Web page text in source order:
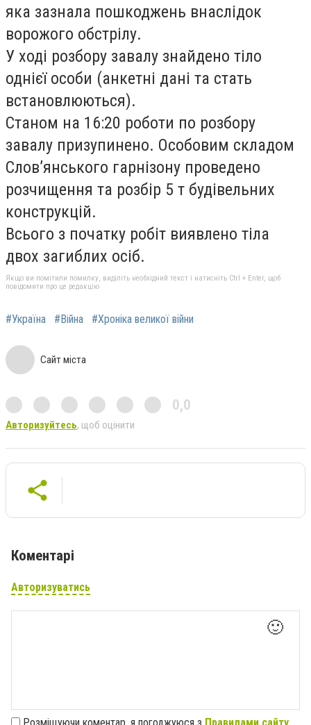
яка зазнала пошкоджень внаслідок
ворожого обстрілу.
У ході розбору завалу знайдено тіло
однієї особи (анкетні дані та стать
встановлюються).
Станом на 16:20 роботи по розбору
завалу призупинено. Особовим складом
Слов’янського гарнізону проведено
розчищення та розбір 5 т будівельних
конструкцій.
Всього з початку робіт виявлено тіла
двох загиблих осіб.
Якщо ви помітили помилку, виділіть необхідний текст і натисніть Ctrl + Enter, щоб
повідомити про це редакцію
#Україна #Війна #Хроніка великої війни
Сайт міста
0,0
Авторизуйтесь, щоб оцінити
Коментарі
Авторизуватись
🙂
Розміщуючи коментар, я погоджуюся з Правилами сайту